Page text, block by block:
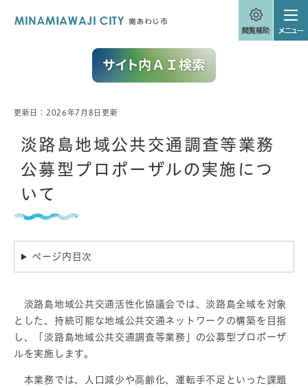
本
更新日：2026年7月8日更新
淡路島地域公共交通調査等業務
公募型プロポーザルの実施につ
いて
ページ内目次
淡路島地域公共交通活性化協議会では、淡路島全域を対象
とした、持続可能な地域公共交通ネットワークの構築を目指
し、「淡路島地域公共交通調査等業務」の公募型プロポーザ
ルを実施します。
本業務では、人口減少や高齢化、運転手不足といった課題